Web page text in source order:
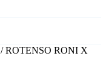
/ ROTENSO RONI X